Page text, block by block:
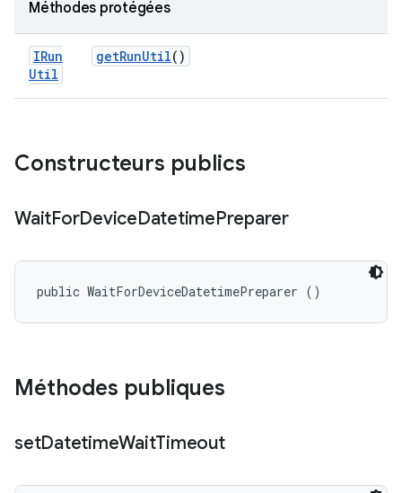
Méthodes protégées
IRun
Util
getRunUtil()
Constructeurs publics
WaitForDeviceDatetimePreparer
public WaitForDeviceDatetimePreparer ()
Méthodes publiques
setDatetimeWaitTimeout